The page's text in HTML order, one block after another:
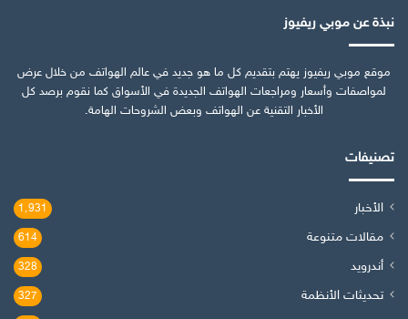
نبذة عن موبي ريفيوز
موقع موبي ريفيوز يهتم بتقديم كل ما هو جديد في عالم الهواتف من خلال عرض
لمواصفات وأسعار ومراجعات الهواتف الجديدة في الأسواق كما نقوم برصد كل
الأخبار التقنية عن الهواتف وبعض الشروحات الهامة.
تصنيفات
الأخبار 1٬931
مقالات متنوعة 614
أندرويد 328
تحديثات الأنظمة 327